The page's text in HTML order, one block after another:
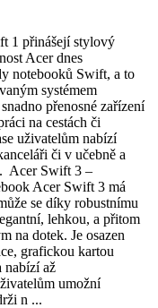
1 přinášejí stylový
Acer dnes
notebooků Swift, a to
systémem
přenosné zařízení
na cestách či
uživatelům nabízí
či v učebně a
Acer Swift 3 –
Acer Swift 3 má
se díky robustnímu
lehkou, a přitom
na dotek. Je osazen
grafickou kartou
až
umožní
n ...